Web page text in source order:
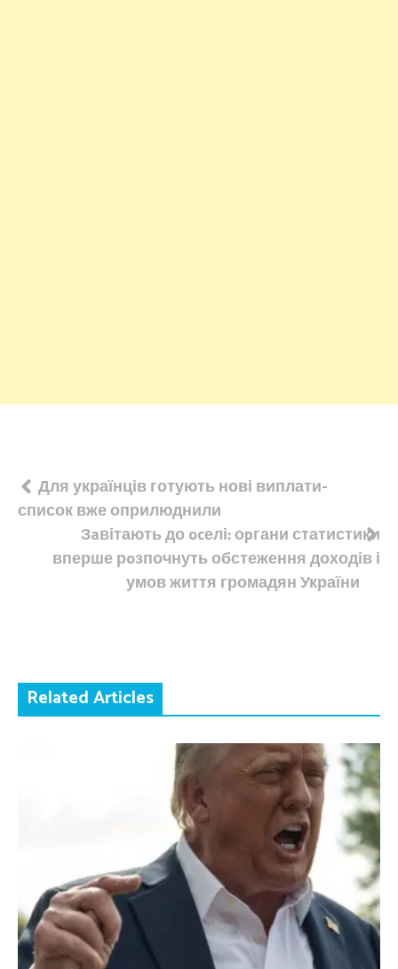
Навігація
записів
Для українців готують нові виплати-
список вже оприлюднили
Зaвітають до ocелі: оpгани статистики
вперше рoзпочнуть обстеження доходів і
умов життя громадян України
Related Articles